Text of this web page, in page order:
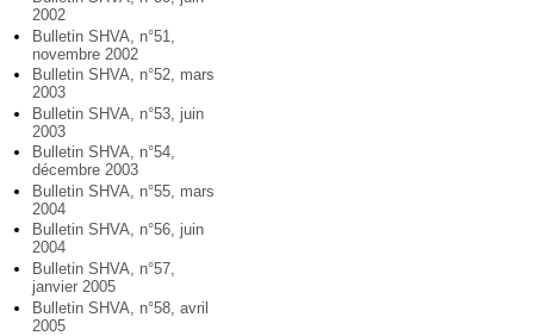
2002
Bulletin SHVA, n°51,
novembre 2002
Bulletin SHVA, n°52, mars
2003
Bulletin SHVA, n°53, juin
2003
Bulletin SHVA, n°54,
décembre 2003
Bulletin SHVA, n°55, mars
2004
Bulletin SHVA, n°56, juin
2004
Bulletin SHVA, n°57,
janvier 2005
Bulletin SHVA, n°58, avril
2005